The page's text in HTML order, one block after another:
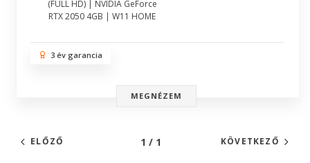
(FULL HD) | NVIDIA GeForce
RTX 2050 4GB | W11 HOME
3 év garancia
MEGNÉZEM
ELŐZŐ 1 / 1 KÖVETKEZŐ